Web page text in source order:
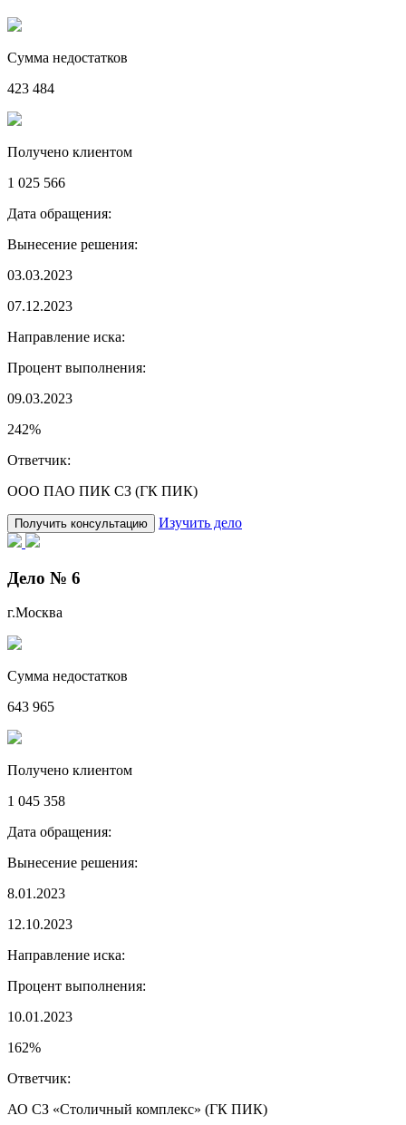
Сумма недостатков
423 484
Получено клиентом
1 025 566
Дата обращения:
Вынесение решения:
03.03.2023
07.12.2023
Направление иска:
Процент выполнения:
09.03.2023
242%
Ответчик:
ООО ПАО ПИК СЗ (ГК ПИК)
Получить консультацию Изучить дело
Дело № 6
г.Москва
Сумма недостатков
643 965
Получено клиентом
1 045 358
Дата обращения:
Вынесение решения:
8.01.2023
12.10.2023
Направление иска:
Процент выполнения:
10.01.2023
162%
Ответчик:
АО СЗ «Столичный комплекс» (ГК ПИК)